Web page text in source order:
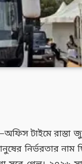
টাইমে
নির্ভরতার নাম